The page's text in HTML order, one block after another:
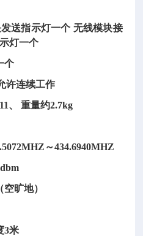
送指示灯一个 无线模块接
灯一个
个
许连续工作
11、 重量约2.7kg
～434.6940MHZ
旷地）
3米